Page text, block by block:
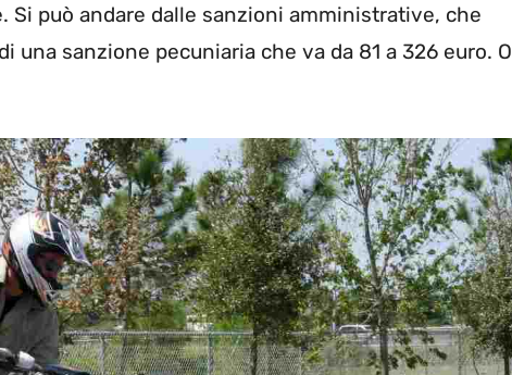
Si può andare dalle sanzioni amministrative, che
una sanzione pecuniaria che va da 81 a 326 euro. O